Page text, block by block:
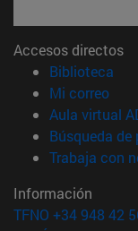
Accesos directos
Biblioteca
Mi correo
Aula virtual
Búsqueda de
Trabaja con
Información
TFNO +34 948 42